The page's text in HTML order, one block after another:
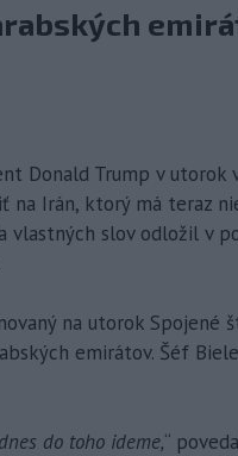
Donald Trump v utorok
na Irán, ktorý má teraz
vlastných slov odložil v
na utorok Spojené
emirátov. Šéf
do toho ideme,“